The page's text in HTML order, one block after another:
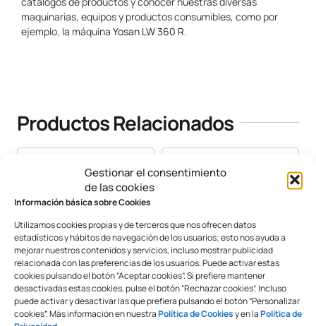
Gestionar el consentimiento
de las cookies
Información básica sobre Cookies
Utilizamos cookies propias y de terceros que nos ofrecen datos
estadísticos y hábitos de navegación de los usuarios; esto nos ayuda a
mejorar nuestros contenidos y servicios, incluso mostrar publicidad
relacionada con las preferencias de los usuarios. Puede activar estas
cookies pulsando el botón “Aceptar cookies”. Si prefiere mantener
desactivadas estas cookies, pulse el botón “Rechazar cookies”. Incluso
puede activar y desactivar las que prefiera pulsando el botón “Personalizar
cookies”. Más información en nuestraPolítica de Cookiesy en laPolítica de
maquinarias, equipos y productos consumibles, como por
ejemplo, la máquina Yosan LW 360 R.
Productos Relacionados
Laminadora D3A
Marco
Publicitario Deslizante